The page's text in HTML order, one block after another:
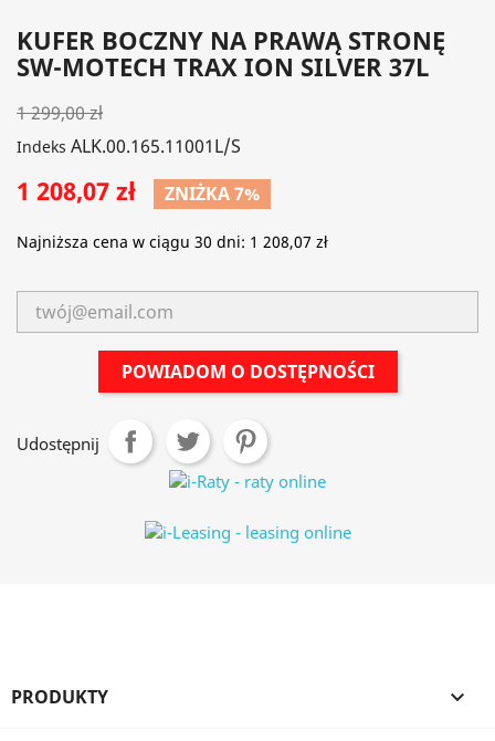
KUFER BOCZNY NA PRAWĄ STRONĘ
SW-MOTECH TRAX ION SILVER 37L
1 299,00 zł
Indeks ALK.00.165.11001L/S
1 208,07 zł ZNIŻKA 7%
Najniższa cena w ciągu 30 dni: 1 208,07 zł
POWIADOM O DOSTĘPNOŚCI
Udostępnij
PRODUKTY 